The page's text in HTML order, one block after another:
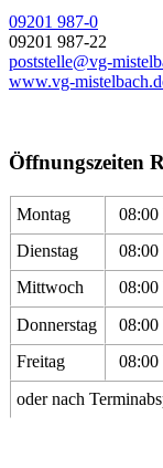
09201 987-0
09201 987-22
poststelle@vg-
www.vg-
Öffnungszeiten
Montag
Dienstag
Mittwoch
Donnerstag
Freitag
oder nach